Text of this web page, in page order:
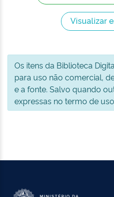
Visualizar
Os itens da Biblioteca
para uso não comercial,
e a fonte. Salvo quando
expressas no termo de